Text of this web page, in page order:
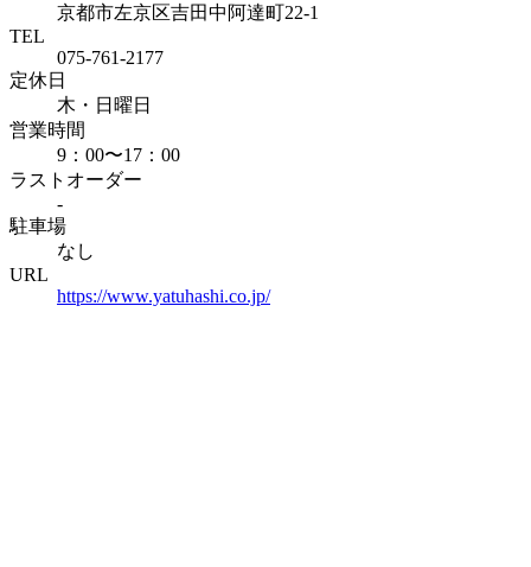
京都市左京区吉田中阿達町22-1
TEL
075-761-2177
定休日
木・日曜日
営業時間
9：00〜17：00
ラストオーダー
-
駐車場
なし
URL
https://www.yatuhashi.co.jp/